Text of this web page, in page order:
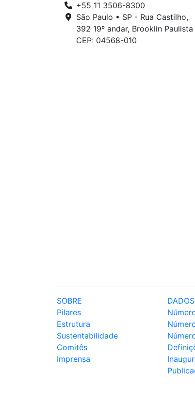
+55 11 3506-8300
São Paulo • SP - Rua Castilho,
392 19º andar, Brooklin
CEP: 04568-010
SOBRE
Pilares
Estrutura
Sustentabilidade
Comitês
Imprensa